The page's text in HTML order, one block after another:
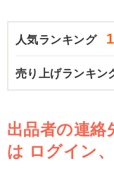
人気ランキング
売り上げランキン
出品者の連絡
は ログイン